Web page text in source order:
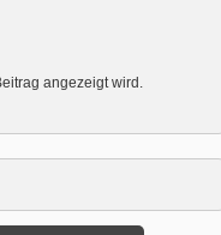
angezeigt wird.